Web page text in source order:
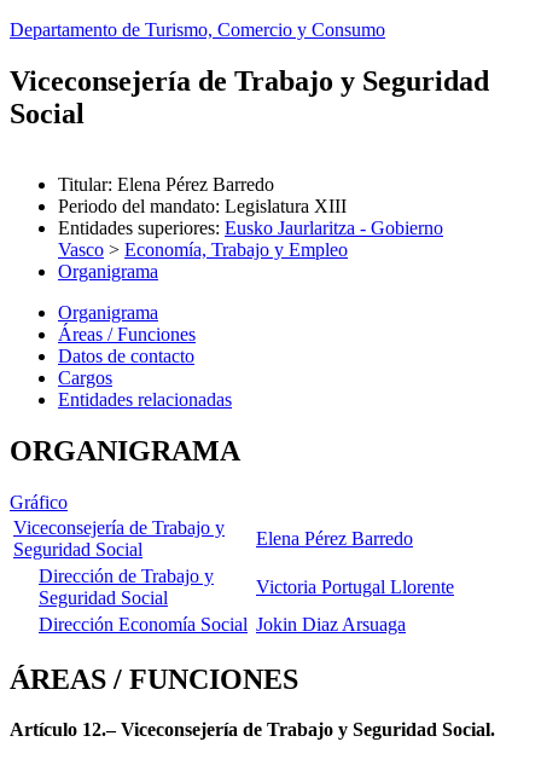
Departamento de Turismo, Comercio y Consumo
Viceconsejería de Trabajo y Seguridad
Social
Titular: Elena Pérez Barredo
Periodo del mandato: Legislatura XIII
Entidades superiores: Eusko Jaurlaritza - Gobierno
Vasco > Economía, Trabajo y Empleo
Organigrama
Organigrama
Áreas / Funciones
Datos de contacto
Cargos
Entidades relacionadas
ORGANIGRAMA
Gráfico
Viceconsejería de Trabajo y
Seguridad Social
Elena Pérez Barredo
Dirección de Trabajo y
Seguridad Social
Victoria Portugal Llorente
Dirección Economía Social Jokin Diaz Arsuaga
ÁREAS / FUNCIONES
Artículo 12.– Viceconsejería de Trabajo y Seguridad Social.